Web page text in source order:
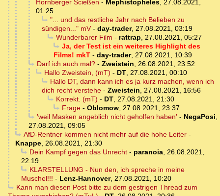
Hornberger Scießen - Mephistopheles, 27.08.2021,
01:25
"... und das restliche Jahr nach Belieben zu
sündigen..." mV- day-trader, 27.08.2021, 03:19
Wunderbarer Film - rattrap, 27.08.2021, 05:27
Ja, der Test ist ein weiteres Highlight des
Films! mkT - day-trader, 27.08.2021, 10:39
Darf ich auch mal?- Zweistein, 26.08.2021, 23:52
Hallo Zweistein, (mT) - DT, 27.08.2021, 00:10
Hallo DT, dann kann ich es ja kurz machen, wenn ich
dich recht verstehe - Zweistein, 27.08.2021, 16:56
Korrekt. (mT) - DT, 27.08.2021, 21:30
Frage- Oblomow, 27.08.2021, 23:37
'weil Masken angeblich nicht geholfen haben' - NegaPosi,
27.08.2021, 09:05
AfD-Rentner kommen nicht mehr auf die hohe Leiter-
Knappe, 26.08.2021, 21:30
Dein Kampf gegen das Unrecht- paranoia, 26.08.2021,
22:19
KLARSTELLUNG - Nun den, ich spreche in meine
Muschel!!! - Lenz-Hannover, 27.08.2021, 10:20
Kann man diesen Post bitte zu dem gestrigen Thread zum